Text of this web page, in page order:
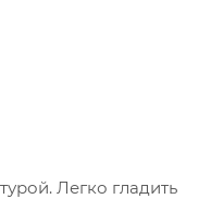
Легко гладить